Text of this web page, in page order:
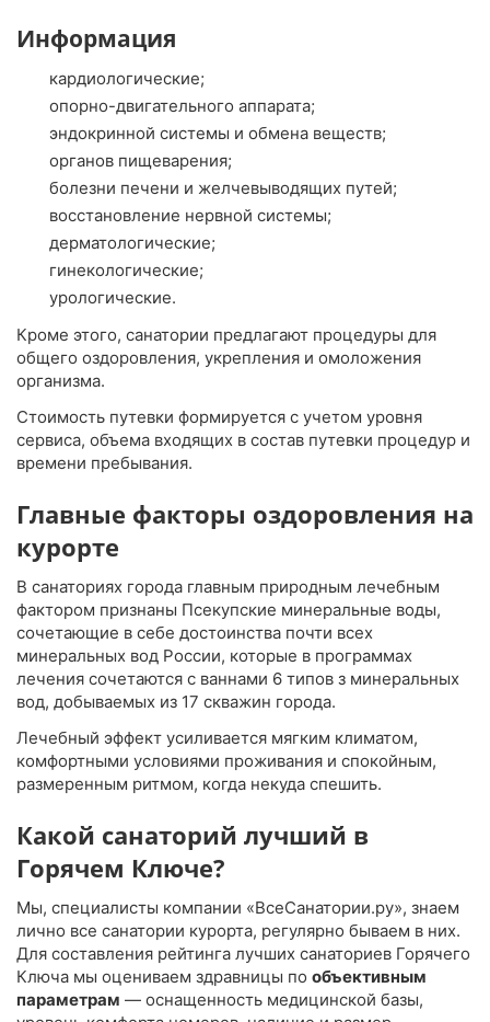
Информация
кардиологические;
опорно-двигательного аппарата;
эндокринной системы и обмена веществ;
органов пищеварения;
болезни печени и желчевыводящих путей;
восстановление нервной системы;
дерматологические;
гинекологические;
урологические.
Кроме этого, санатории предлагают процедуры для
общего оздоровления, укрепления и омоложения
организма.
Стоимость путевки формируется с учетом уровня
сервиса, объема входящих в состав путевки процедур и
времени пребывания.
Главные факторы оздоровления на
курорте
В санаториях города главным природным лечебным
фактором признаны Псекупские минеральные воды,
сочетающие в себе достоинства почти всех
минеральных вод России, которые в программах
лечения сочетаются с ваннами 6 типов з минеральных
вод, добываемых из 17 скважин города.
Лечебный эффект усиливается мягким климатом,
комфортными условиями проживания и спокойным,
размеренным ритмом, когда некуда спешить.
Какой санаторий лучший в
Горячем Ключе?
Мы, специалисты компании «ВсеСанатории.ру», знаем
лично все санатории курорта, регулярно бываем в них.
Для составления рейтинга лучших санаториев Горячего
Ключа мы оцениваем здравницы по объективным
параметрам — оснащенность медицинской базы,